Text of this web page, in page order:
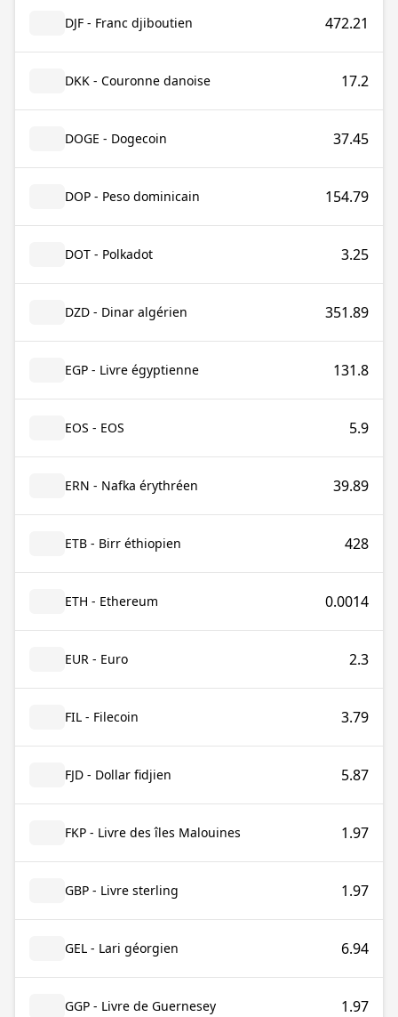
DJF - Franc djiboutien 472.21
DKK - Couronne danoise 17.2
DOGE - Dogecoin 37.45
DOP - Peso dominicain 154.79
DOT - Polkadot 3.25
DZD - Dinar algérien 351.89
EGP - Livre égyptienne 131.8
EOS - EOS 5.9
ERN - Nafka érythréen 39.89
ETB - Birr éthiopien 428
ETH - Ethereum 0.0014
EUR - Euro 2.3
FIL - Filecoin 3.79
FJD - Dollar fidjien 5.87
FKP - Livre des îles Malouines 1.97
GBP - Livre sterling 1.97
GEL - Lari géorgien 6.94
GGP - Livre de Guernesey 1.97